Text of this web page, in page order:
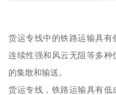
货运专线中的铁路运输具有
连续性强和风云无阻等多
的集散和输送。
货运专线，铁路运输具有